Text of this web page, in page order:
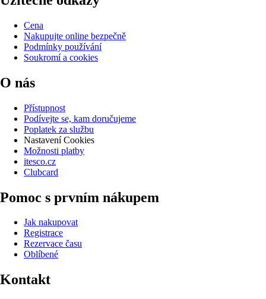
Cena
Nakupujte online bezpečně
Podmínky používání
Soukromí a cookies
O nás
Přístupnost
Podívejte se, kam doručujeme
Poplatek za službu
Nastavení Cookies
Možnosti platby
itesco.cz
Clubcard
Pomoc s prvním nákupem
Jak nakupovat
Registrace
Rezervace času
Oblíbené
Kontakt